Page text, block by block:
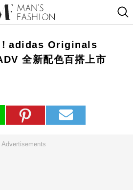
！adidas Originals
全新配色百搭上市
Advertisements